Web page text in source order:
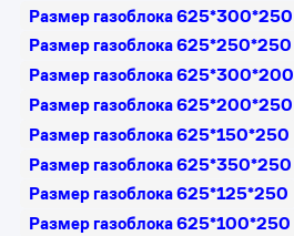
Размер газоблока 625*300*250
Размер газоблока 625*250*250
Размер газоблока 625*300*200
Размер газоблока 625*200*250
Размер газоблока 625*150*250
Размер газоблока 625*350*250
Размер газоблока 625*125*250
Размер газоблока 625*100*250